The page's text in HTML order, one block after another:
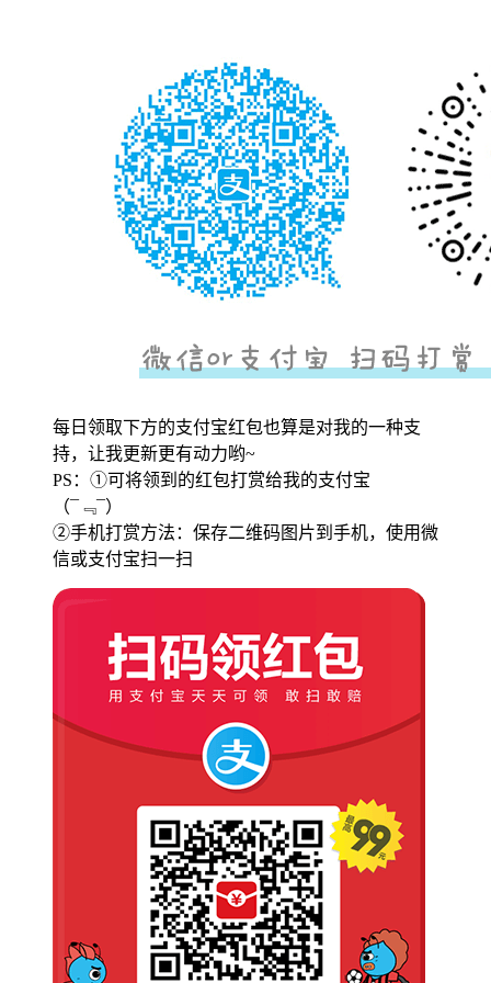
每日领取下方的支付宝红包也算是对我的一种支
持，让我更新更有动力哟~
PS：①可将领到的红包打赏给我的支付宝
（¯﹃¯）
②手机打赏方法：保存二维码图片到手机，使用微
信或支付宝扫一扫